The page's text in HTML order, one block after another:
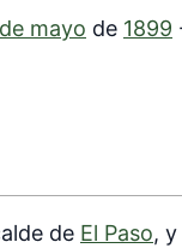
mayo de 1899
de El Paso,